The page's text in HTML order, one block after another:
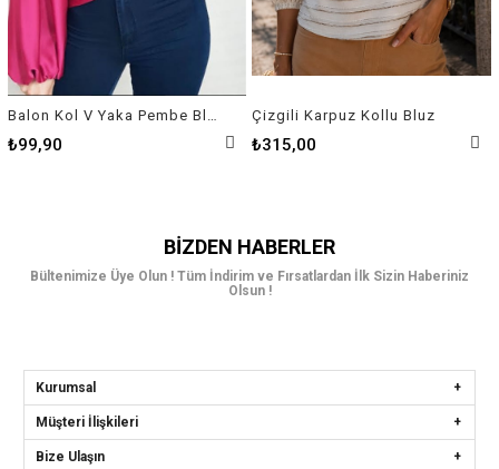
₺99,90
Çizgili Karpuz Kollu Bluz
₺315,00
BIZDEN HABERLER
Bültenimize Üye Olun ! Tüm İndirim ve Fırsatlardan İlk Sizin Haberiniz
Olsun !
Kurumsal
Müşteri İlişkileri
Bize Ulaşın